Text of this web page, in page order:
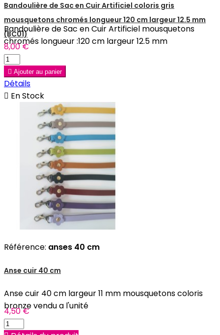
Bandoulière de Sac en Cuir Artificiel coloris gris
mousquetons chromés longueur 120 cm largeur 12.5 mm
(BC01)
Bandoulière de Sac en Cuir Artificiel mousquetons
chromés longueur :120 cm largeur 12.5 mm
8,00 €
 Ajouter au panier
Détails
 En Stock
Référence: anses 40 cm
Anse cuir 40 cm
Anse cuir 40 cm largeur 11 mm mousquetons coloris
bronze vendu a l'unité
4,50 €